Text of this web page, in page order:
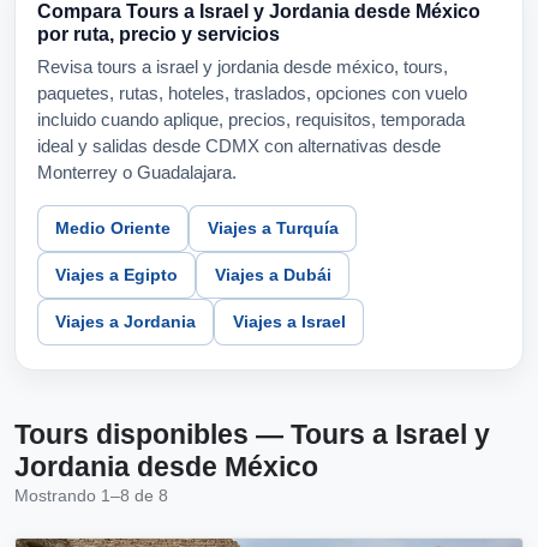
Compara Tours a Israel y Jordania desde México
por ruta, precio y servicios
Revisa tours a israel y jordania desde méxico, tours,
paquetes, rutas, hoteles, traslados, opciones con vuelo
incluido cuando aplique, precios, requisitos, temporada
ideal y salidas desde CDMX con alternativas desde
Monterrey o Guadalajara.
Medio Oriente Viajes a Turquía
Viajes a Egipto Viajes a Dubái
Viajes a Jordania Viajes a Israel
Tours disponibles — Tours a Israel y
Jordania desde México
Mostrando 1–8 de 8